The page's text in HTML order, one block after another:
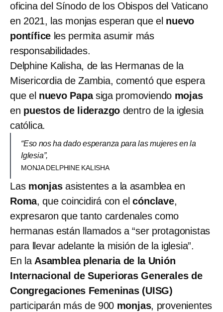
oficina del Sínodo de los Obispos del Vaticano
en 2021, las monjas esperan que el nuevo
pontífice les permita asumir más
responsabilidades.
Delphine Kalisha, de las Hermanas de la
Misericordia de Zambia, comentó que espera
que el nuevo Papasiga promoviendo mojas
en puestos de liderazgo dentro de la iglesia
católica.
“Eso nos ha dado esperanza para las mujeres en la
Iglesia”,
MONJA DELPHINE KALISHA
Las monjasasistentes a la asamblea en
Roma, que coincidirá con elcónclave,
expresaron que tanto cardenales como
hermanas están llamados a “ser protagonistas
para llevar adelante la misión de la iglesia”.
En la Asamblea plenaria de la Unión
Internacional de Superioras Generales de
Congregaciones Femeninas (UISG)
participarán más de 900 monjas, provenientes